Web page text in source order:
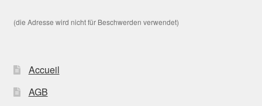
(die Adresse wird nicht für Beschwerden verwendet)
Accueil
AGB